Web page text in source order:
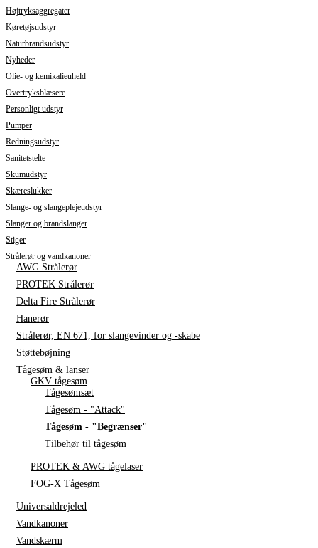
Højtryksaggregater
Køretøjsudstyr
Naturbrandsudstyr
Nyheder
Olie- og kemikalieuheld
Overtryksblæsere
Personligt udstyr
Pumper
Redningsudstyr
Sanitetstelte
Skumudstyr
Skæreslukker
Slange- og slangeplejeudstyr
Slanger og brandslanger
Stiger
Strålerør og vandkanoner
AWG Strålerør
PROTEK Strålerør
Delta Fire Strålerør
Hanerør
Strålerør, EN 671, for slangevinder og -skabe
Støttebøjning
Tågesøm & lanser
GKV tågesøm
Tågesømsæt
Tågesøm - "Attack"
Tågesøm - "Begrænser"
Tilbehør til tågesøm
PROTEK & AWG tågelaser
FOG-X Tågesøm
Universaldrejeled
Vandkanoner
Vandskærm